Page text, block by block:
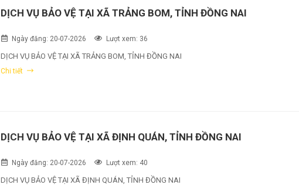
DỊCH VỤ BẢO VỆ TẠI XÃ TRẢNG BOM, TỈNH ĐỒNG NAI
Ngày đăng: 20-07-2026 Lượt xem: 36
DỊCH VỤ BẢO VỆ TẠI XÃ TRẢNG BOM, TỈNH ĐỒNG NAI
Chi tiết
DỊCH VỤ BẢO VỆ TẠI XÃ ĐỊNH QUÁN, TỈNH ĐỒNG NAI
Ngày đăng: 20-07-2026 Lượt xem: 40
DỊCH VỤ BẢO VỆ TẠI XÃ ĐỊNH QUÁN, TỈNH ĐỒNG NAI